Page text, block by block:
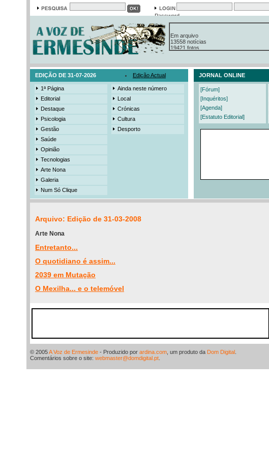
Password
Em arquivo
13558 notícias
19421 fotos
385 edições
EDIÇÃO DE 31-07-2026 Edição Actual JORNAL ONLINE
1ª Página
Editorial
Destaque
Psicologia
Gestão
Saúde
Opinião
Tecnologias
Arte Nona
Galeria
Num Só Clique
Ainda neste número
Local
Crónicas
Cultura
Desporto
[Fórum]
[Inquéritos]
[Agenda]
[Estatuto Editorial]
Arquivo: Edição de 31-03-2008
Arte Nona
Entretanto...
O quotidiano é assim...
2039 em Mutação
O Mexilha... e o telemóvel
© 2005A Voz de Ermesinde - Produzido por ardina.com , um produto da Dom Digital
Comentários sobre o site: webmaster@domdigital.pt